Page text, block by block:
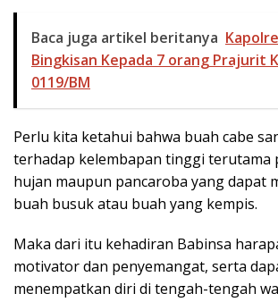
Baca juga artikel beritanya
Bingkisan Kepada 7 orang Prajurit
0119/BM
Perlu kita ketahui bahwa buah cabe
terhadap kelembapan tinggi terutama
hujan maupun pancaroba yang dapat
buah busuk atau buah yang kempis.
Maka dari itu kehadiran Babinsa
motivator dan penyemangat, serta
menempatkan diri di tengah-tengah